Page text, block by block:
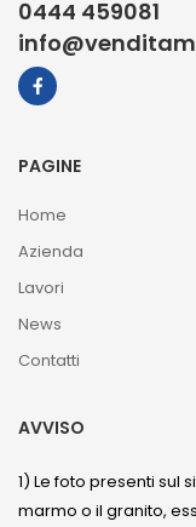
0444 459081
PAGINE
Home
Azienda
Lavori
News
Contatti
AVVISO
1) Le foto presenti sul
marmo o il granito,